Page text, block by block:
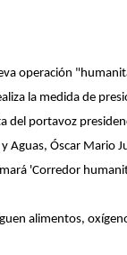
operación
la medida de
portavoz
Aguas, Óscar Mario
'Corredor
alimentos,